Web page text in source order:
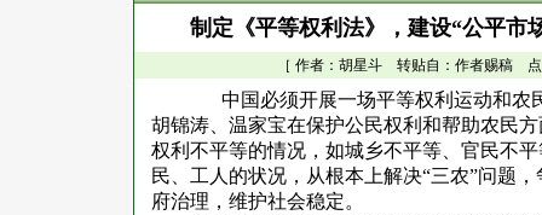
制定《平等权利法》，建设“公平
［ 作者：胡星斗 转贴自：作者赐稿
中国必须开展一场平等权利运动和农
胡锦涛、温家宝在保护公民权利和帮助农民
权利不平等的情况，如城乡不平等、官民不
民、工人的状况，从根本上解决“三农”问题
府治理，维护社会稳定。